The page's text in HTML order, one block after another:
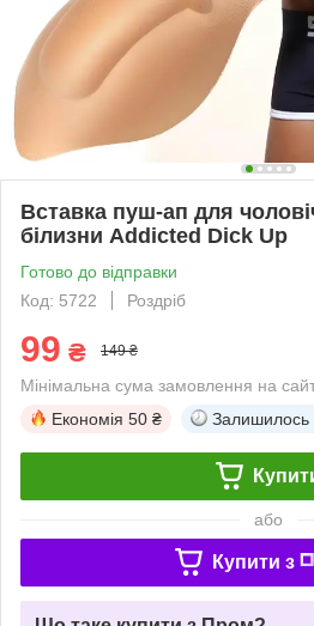
Вставка пуш-ап для
білизни Addicted Dick Up
Готово до відправки
Код: 5722
Роздріб
99 ₴ 149 ₴
Мінімальна сума замовлення на
Економія 50 ₴ Залишилось
або
Купити з